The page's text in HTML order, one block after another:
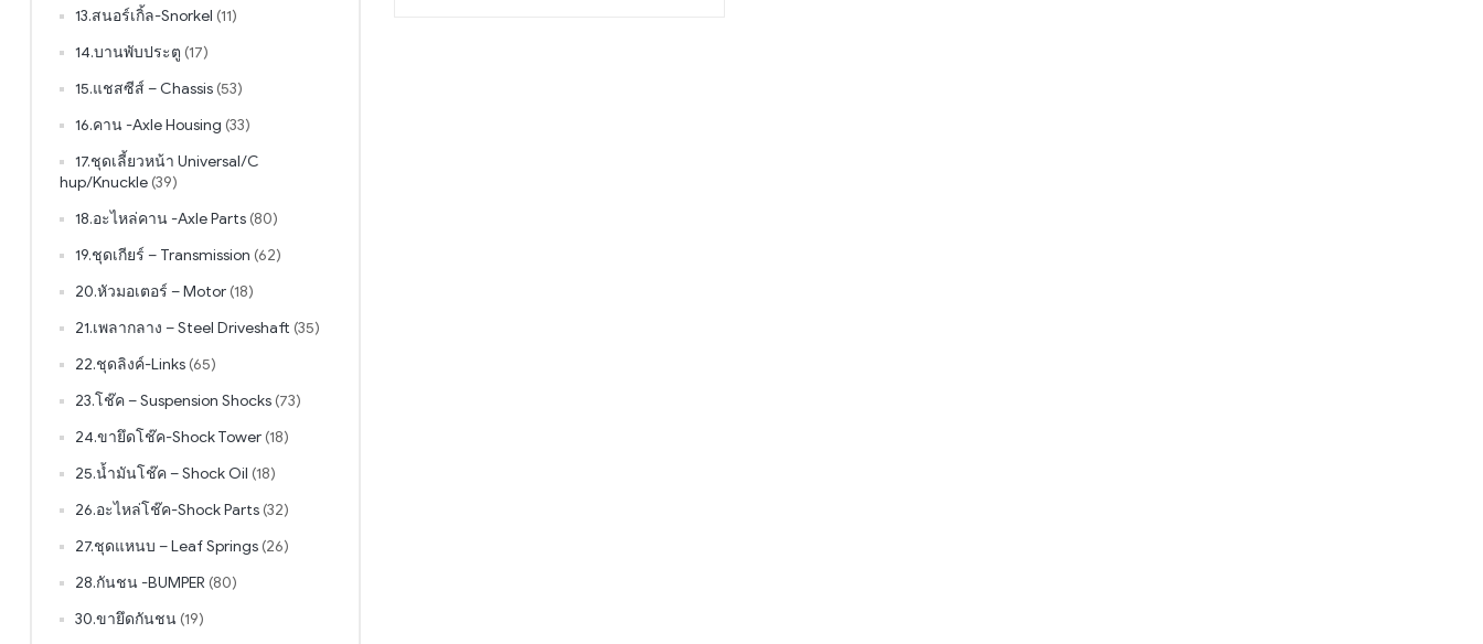
13.สนอร์เกิ้ล-Snorkel (11)
14.บานพับประตู (17)
15.แชสซีส์ – Chassis (53)
16.คาน -Axle Housing (33)
17.ชุดเลี้ยวหน้า Universal/C
hup/Knuckle (39)
18.อะไหล่คาน -Axle Parts (80)
19.ชุดเกียร์ – Transmission (62)
20.หัวมอเตอร์ – Motor (18)
21.เพลากลาง – Steel Driveshaft (35)
22.ชุดลิงค์-Links (65)
23.โช๊ค – Suspension Shocks (73)
24.ขายึดโช๊ค-Shock Tower (18)
25.น้ำมันโช๊ค – Shock Oil (18)
26.อะไหล่โช๊ค-Shock Parts (32)
27.ชุดแหนบ – Leaf Springs (26)
28.กันชน -BUMPER (80)
30.ขายึดกันชน (19)